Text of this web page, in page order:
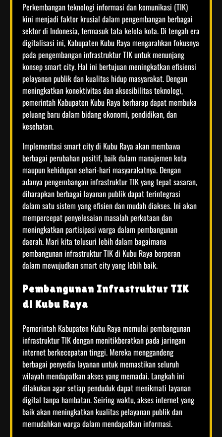
Perkembangan teknologi informasi dan komunikasi (TIK)
kini menjadi faktor krusial dalam pengembangan berbagai
sektor di Indonesia, termasuk tata kelola kota. Di tengah era
digitalisasi ini, Kabupaten Kubu Raya mengarahkan fokusnya
pada pengembangan infrastruktur TIK untuk menunjang
konsep smart city. Hal ini bertujuan meningkatkan efisiensi
pelayanan publik dan kualitas hidup masyarakat. Dengan
meningkatkan konektivitas dan aksesibilitas teknologi,
pemerintah Kabupaten Kubu Raya berharap dapat membuka
peluang baru dalam bidang ekonomi, pendidikan, dan
kesehatan.
Implementasi smart city di Kubu Raya akan membawa
berbagai perubahan positif, baik dalam manajemen kota
maupun kehidupan sehari-hari masyarakatnya. Dengan
adanya pengembangan infrastruktur TIK yang tepat sasaran,
diharapkan berbagai layanan publik dapat terintegrasi
dalam satu sistem yang efisien dan mudah diakses. Ini akan
mempercepat penyelesaian masalah perkotaan dan
meningkatkan partisipasi warga dalam pembangunan
daerah. Mari kita telusuri lebih dalam bagaimana
pembangunan infrastruktur TIK di Kubu Raya berperan
dalam mewujudkan smart city yang lebih baik.
Pembangunan Infrastruktur TIK
di Kubu Raya
Pemerintah Kabupaten Kubu Raya memulai pembangunan
infrastruktur TIK dengan menitikberatkan pada jaringan
internet berkecepatan tinggi. Mereka menggandeng
berbagai penyedia layanan untuk memastikan seluruh
wilayah mendapatkan akses yang memadai. Langkah ini
dilakukan agar setiap penduduk dapat menikmati layanan
digital tanpa hambatan. Seiring waktu, akses internet yang
baik akan meningkatkan kualitas pelayanan publik dan
memudahkan warga dalam mendapatkan informasi.